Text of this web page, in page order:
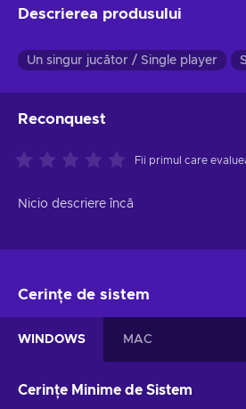
Descrierea produsului
Un singur jucător / Single player
Reconquest
Fii primul care
Nicio descriere încă
Cerințe de sistem
WINDOWS MAC
Cerințe Minime de Sistem